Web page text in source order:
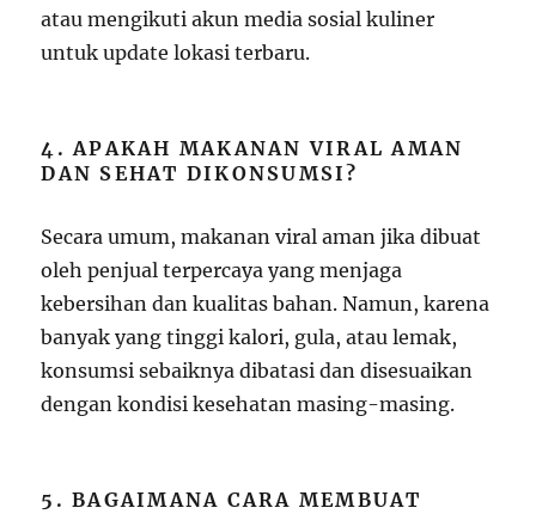
atau mengikuti akun media sosial kuliner
untuk update lokasi terbaru.
4. APAKAH MAKANAN VIRAL AMAN
DAN SEHAT DIKONSUMSI?
Secara umum, makanan viral aman jika dibuat
oleh penjual terpercaya yang menjaga
kebersihan dan kualitas bahan. Namun, karena
banyak yang tinggi kalori, gula, atau lemak,
konsumsi sebaiknya dibatasi dan disesuaikan
dengan kondisi kesehatan masing-masing.
5. BAGAIMANA CARA MEMBUAT